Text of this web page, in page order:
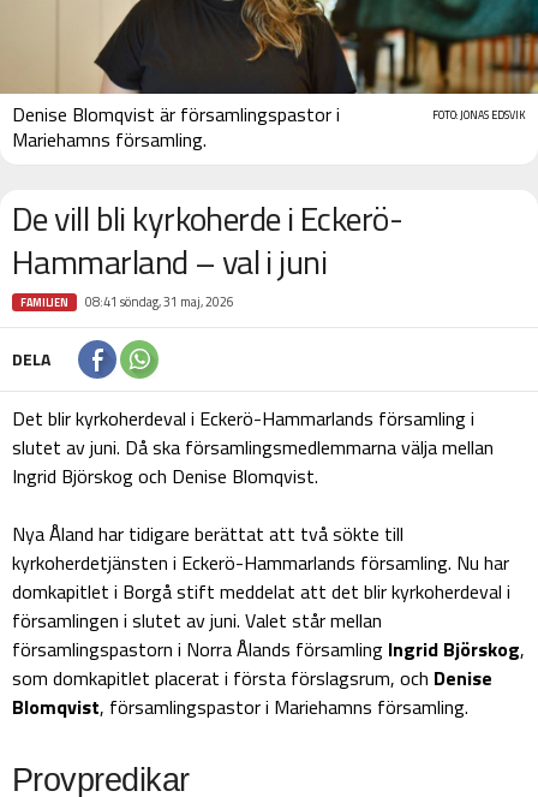
FOTO: JONAS EDSVIK
Denise Blomqvist är församlingspastor i
Mariehamns församling.
De vill bli kyrkoherde i Eckerö-
Hammarland – val i juni
FAMILJEN 08:41 söndag, 31 maj, 2026
DELA
Det blir kyrkoherdeval i Eckerö-Hammarlands församling i
slutet av juni. Då ska församlingsmedlemmarna välja mellan
Ingrid Björskog och Denise Blomqvist.
Nya Åland har tidigare berättat att två sökte till
kyrkoherdetjänsten i Eckerö-Hammarlands församling. Nu har
domkapitlet i Borgå stift meddelat att det blir kyrkoherdeval i
församlingen i slutet av juni. Valet står mellan
församlingspastorn i Norra Ålands församling Ingrid Björskog,
som domkapitlet placerat i första förslagsrum, och Denise
Blomqvist, församlingspastor i Mariehamns församling.
Provpredikar